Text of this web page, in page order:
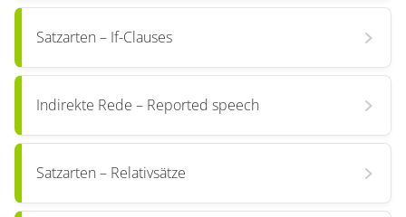
Satzarten – If-Clauses
Indirekte Rede – Reported speech
Satzarten – Relativsätze